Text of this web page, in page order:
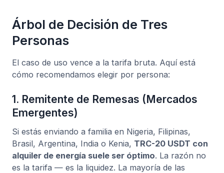
Árbol de Decisión de Tres
Personas
El caso de uso vence a la tarifa bruta. Aquí está
cómo recomendamos elegir por persona:
1. Remitente de Remesas (Mercados
Emergentes)
Si estás enviando a familia en Nigeria, Filipinas,
Brasil, Argentina, India o Kenia, TRC-20 USDT con
alquiler de energía suele ser óptimo. La razón no
es la tarifa — es la liquidez. La mayoría de las